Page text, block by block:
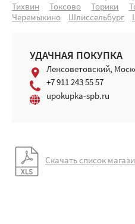
Тихвин
Токсово Торики
Черемыкино
Шлиссельбург
УДАЧНАЯ ПОКУПКА
Ленсоветовский,
+7 911 243 55 57
upokupka-spb.ru
Скачать список